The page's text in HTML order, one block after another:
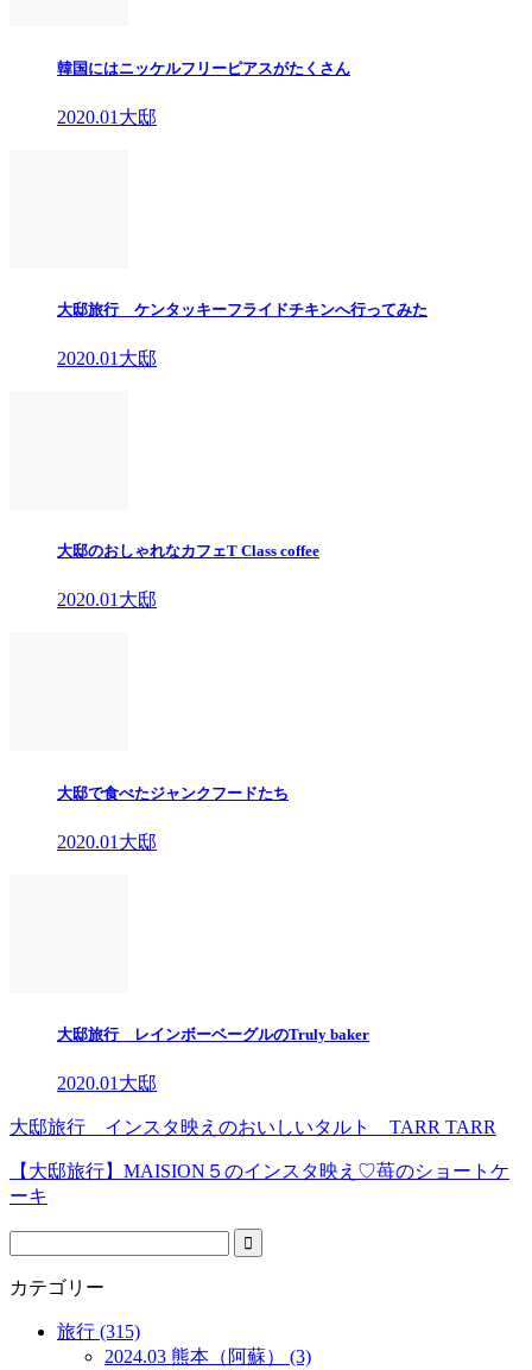
韓国にはニッケルフリーピアスがたくさん
2020.01大邸
大邸旅行 ケンタッキーフライドチキンへ行ってみた
2020.01大邸
大邸のおしゃれなカフェT Class coffee
2020.01大邸
大邸で食べたジャンクフードたち
2020.01大邸
大邸旅行 レインボーベーグルのTruly baker
2020.01大邸
大邸旅行 インスタ映えのおいしいタルト TARR TARR
【大邸旅行】MAISION５のインスタ映え♡苺のショートケ
ーキ
カテゴリー
旅行 (315)
2024.03 熊本（阿蘇） (3)